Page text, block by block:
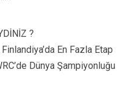
?
En Fazla Etap
Dünya Şampiyonluğu